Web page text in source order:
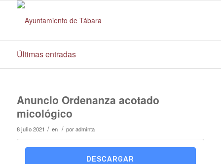
Últimas entradas
Anuncio Ordenanza acotado
micológico
8 julio 2021 / en / poradminta
DESCARGAR